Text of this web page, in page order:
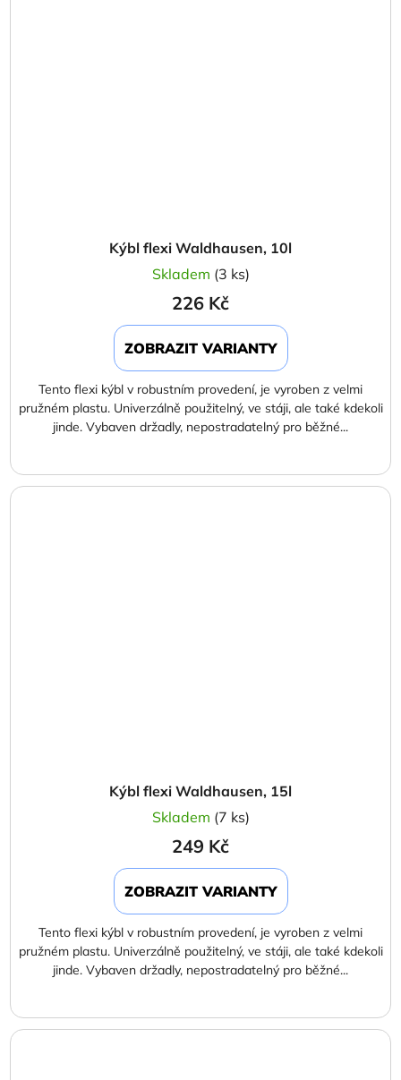
Kýbl flexi Waldhausen, 10l
Skladem (3 ks)
226 Kč
ZOBRAZIT VARIANTY
Tento flexi kýbl v robustním provedení, je vyroben z velmi
pružném plastu. Univerzálně použitelný, ve stáji, ale také kdekoli
jinde. Vybaven držadly, nepostradatelný pro běžné...
Kýbl flexi Waldhausen, 15l
Skladem (7 ks)
249 Kč
ZOBRAZIT VARIANTY
Tento flexi kýbl v robustním provedení, je vyroben z velmi
pružném plastu. Univerzálně použitelný, ve stáji, ale také kdekoli
jinde. Vybaven držadly, nepostradatelný pro běžné...